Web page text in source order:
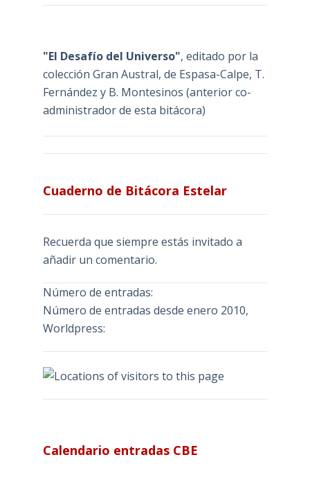
"El Desafío del Universo", editado por la
colección Gran Austral, de Espasa-Calpe, T.
Fernández y B. Montesinos (anterior co-
administrador de esta bitácora)
Cuaderno de Bitácora Estelar
Recuerda que siempre estás invitado a
añadir un comentario.
Número de entradas:
Número de entradas desde enero 2010,
Worldpress:
Calendario entradas CBE